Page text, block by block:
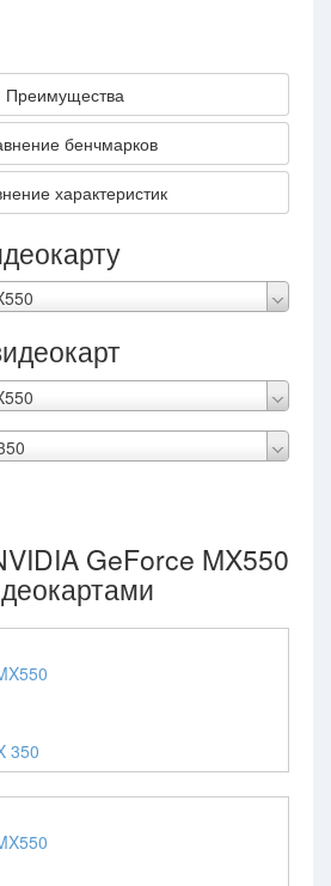
Преимущества
бенчмарков
характеристик
GeForce MX550
350